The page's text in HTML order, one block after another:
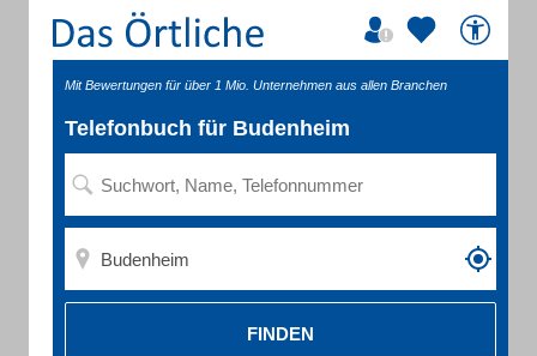
Mit Bewertungen für über 1 Mio. Unternehmen aus allen Branchen
Telefonbuch für Budenheim
FINDEN